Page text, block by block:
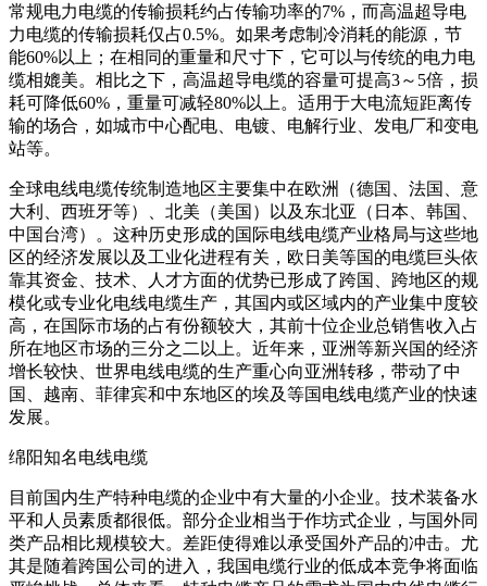
常规电力电缆的传输损耗约占传输功率的7%，而高温超导电
力电缆的传输损耗仅占0.5%。如果考虑制冷消耗的能源，节
能60%以上；在相同的重量和尺寸下，它可以与传统的电力电
缆相媲美。相比之下，高温超导电缆的容量可提高3～5倍，损
耗可降低60%，重量可减轻80%以上。适用于大电流短距离传
输的场合，如城市中心配电、电镀、电解行业、发电厂和变电
站等。
全球电线电缆传统制造地区主要集中在欧洲（德国、法国、意
大利、西班牙等）、北美（美国）以及东北亚（日本、韩国、
中国台湾）。这种历史形成的国际电线电缆产业格局与这些地
区的经济发展以及工业化进程有关，欧日美等国的电缆巨头依
靠其资金、技术、人才方面的优势已形成了跨国、跨地区的规
模化或专业化电线电缆生产，其国内或区域内的产业集中度较
高，在国际市场的占有份额较大，其前十位企业总销售收入占
所在地区市场的三分之二以上。近年来，亚洲等新兴国的经济
增长较快、世界电线电缆的生产重心向亚洲转移，带动了中
国、越南、菲律宾和中东地区的埃及等国电线电缆产业的快速
发展。
绵阳知名电线电缆
目前国内生产特种电缆的企业中有大量的小企业。技术装备水
平和人员素质都很低。部分企业相当于作坊式企业，与国外同
类产品相比规模较大。差距使得难以承受国外产品的冲击。尤
其是随着跨国公司的进入，我国电缆行业的低成本竞争将面临